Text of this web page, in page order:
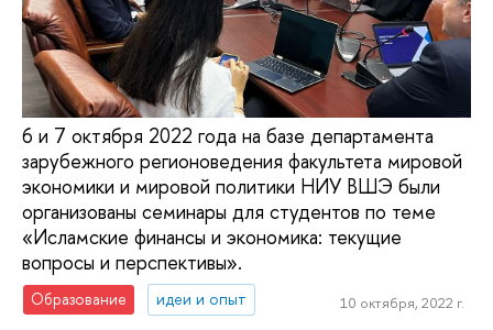
6 и 7 октября 2022 года на базе департамента
зарубежного регионоведения факультета мировой
экономики и мировой политики НИУ ВШЭ были
организованы семинары для студентов по теме
«Исламские финансы и экономика: текущие
вопросы и перспективы».
Образование идеи и опыт 10 октября, 2022 г.